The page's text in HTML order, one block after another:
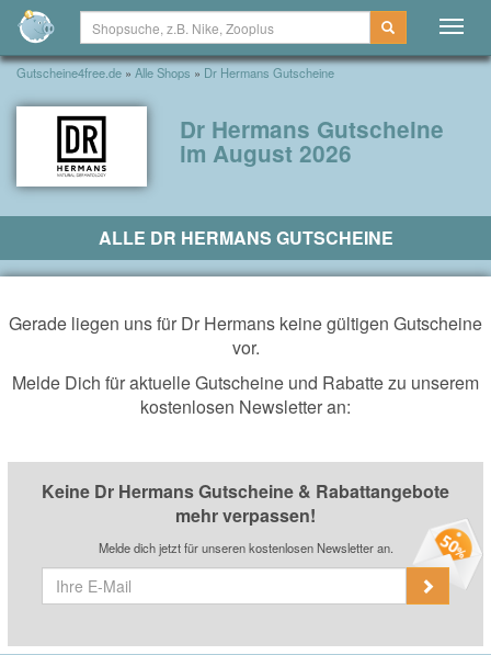
Gutscheine4free.de » Alle Shops » Dr Hermans Gutscheine
Dr Hermans Gutscheine
im August 2026
ALLE DR HERMANS GUTSCHEINE
Gerade liegen uns für Dr Hermans keine gültigen Gutscheine
vor.
Melde Dich für aktuelle Gutscheine und Rabatte zu unserem
kostenlosen Newsletter an:
Keine Dr Hermans Gutscheine & Rabattangebote
mehr verpassen!
Melde dich jetzt für unseren kostenlosen Newsletter an.